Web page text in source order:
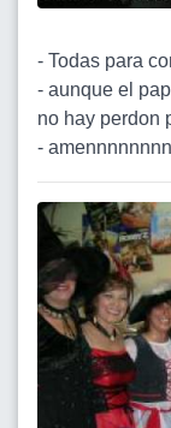
- Todas para
- aunque el
no hay perdon
-